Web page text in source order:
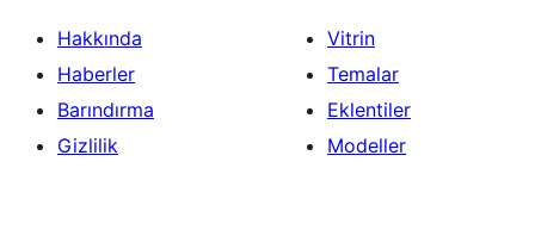
Hakkında
Haberler
Barındırma
Gizlilik
Vitrin
Temalar
Eklentiler
Modeller